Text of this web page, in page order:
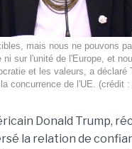
mais nous ne pouvons
ni sur l'unité de l'Europe, et
et les valeurs, a déclaré
concurrence de l'UE. (crédit :
Donald Trump,
la relation de